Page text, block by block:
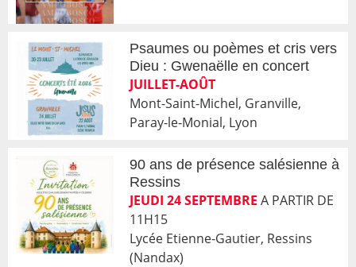
Psaumes ou poèmes et cris vers
Dieu : Gwenaëlle en concert
JUILLET-AOÛT
Mont-Saint-Michel, Granville,
Paray-le-Monial, Lyon
90 ans de présence salésienne à
Ressins
JEUDI 24 SEPTEMBRE A PARTIR DE
11H15
Lycée Etienne-Gautier, Ressins
(Nandax)